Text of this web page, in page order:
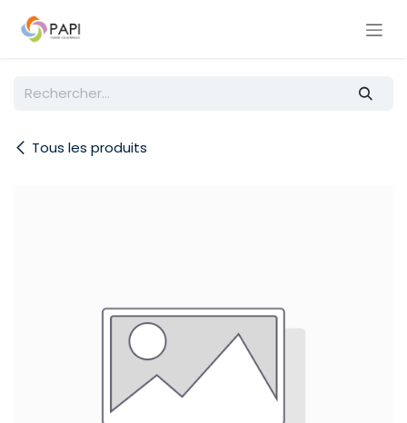
Tous les produits